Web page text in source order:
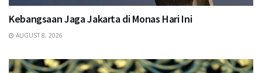
Kebangsaan Jaga Jakarta di Monas Hari Ini
AUGUST 8, 2026